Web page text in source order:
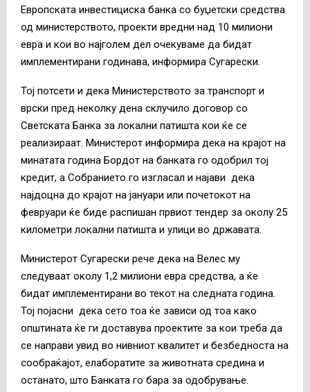
Европската инвестициска банка со буџетски средства
од министерството, проекти вредни над 10 милиони
евра и кои во најголем дел очекуваме да бидат
имплементирани годинава, информира Сугарески.
Тој потсети и дека Министерството за транспорт и
врски пред неколку дена склучило договор со
Светската Банка за локални патишта кои ќе се
реализираат. Министерот информира дека на крајот на
минатата година Бордот на банката го одобрил тој
кредит, а Собранието го изгласал и најави дека
најдоцна до крајот на јануари или почетокот на
февруари ќе биде распишан првиот тендер за околу 25
километри локални патишта и улици во државата.
Министерот Сугарески рече дека на Велес му
следуваат околу 1,2 милиони евра средства, а ќе
бидат имплементирани во текот на следната година.
Тој појасни дека сето тоа ќе зависи од тоа како
општината ќе ги доставува проектите за кои треба да
се направи увид во нивниот квалитет и безбедноста на
сообраќајот, елаборатите за животната средина и
останато, што Банката го бара за одобрување.